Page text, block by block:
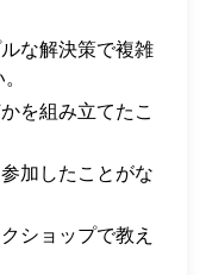
な解決策で複雑
を組み立てたこ
加したことがな
ショップで教え